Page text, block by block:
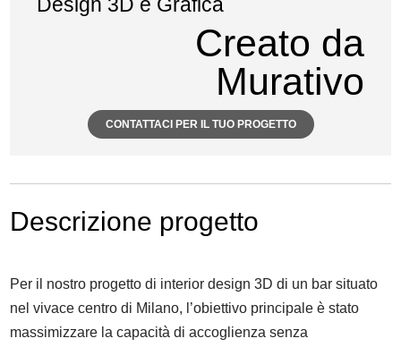
Creato da
Murativo
CONTATTACI PER IL TUO PROGETTO
Descrizione progetto
Per il nostro progetto di interior design 3D di un bar situato
nel vivace centro di Milano, l’obiettivo principale è stato
massimizzare la capacità di accoglienza senza